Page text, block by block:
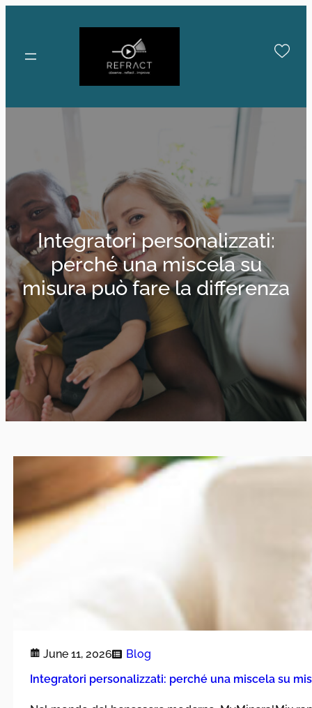
Integratori personalizzati:
perché una miscela su
misura può fare la differenza
June 11, 2026
Blog
Integratori personalizzati: perché una miscela su